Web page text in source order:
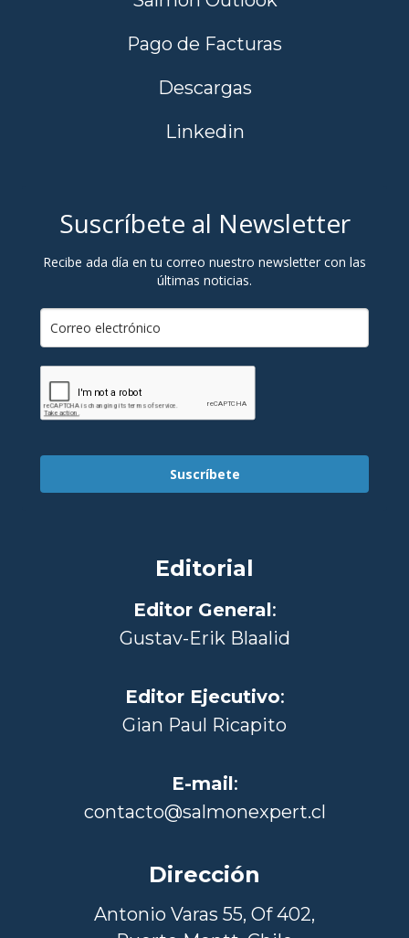
Pago de Facturas
Descargas
Linkedin
Suscríbete al Newsletter
Recibe ada día en tu correo nuestro newsletter con las
últimas noticias.
Suscríbete
Editorial
Editor General:
Gustav-Erik Blaalid
Editor Ejecutivo:
Gian Paul Ricapito
E-mail:
contacto@salmonexpert.cl
Dirección
Antonio Varas 55, Of 402,